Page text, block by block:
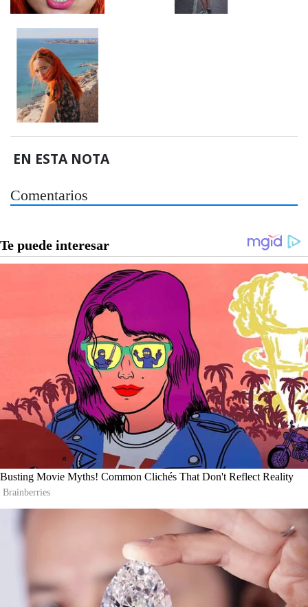
EN ESTA NOTA
Comentarios